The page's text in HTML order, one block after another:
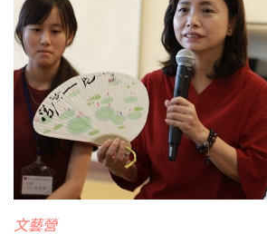
文藝營